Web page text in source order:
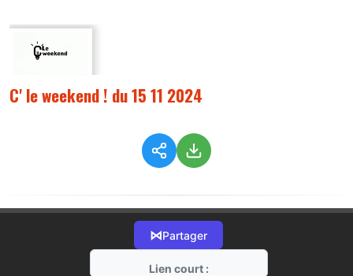
C' le weekend ! du 15 11 2024
⋈Partager
Lien court :